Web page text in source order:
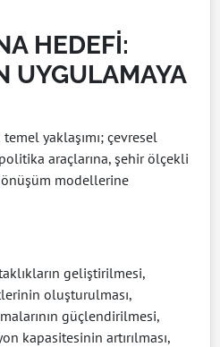
HEDEFİ:
UYGULAMAYA
temel yaklaşımı; çevresel
araçlarına, şehir ölçekli
modellerine
geliştirilmesi,
oluşturulması,
güçlendirilmesi,
kapasitesinin artırılması,